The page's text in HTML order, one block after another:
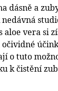
dásně a
aloe vera si
o tuto
k čistění